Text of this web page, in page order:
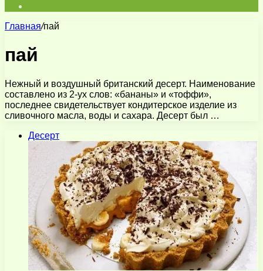
Главная/пай
пай
Нежный и воздушный британский десерт. Наименование
составлено из 2-ух слов: «бананы» и «тоффи»,
последнее свидетельствует кондитерское изделие из
сливочного масла, воды и сахара. Десерт был …
Десерт